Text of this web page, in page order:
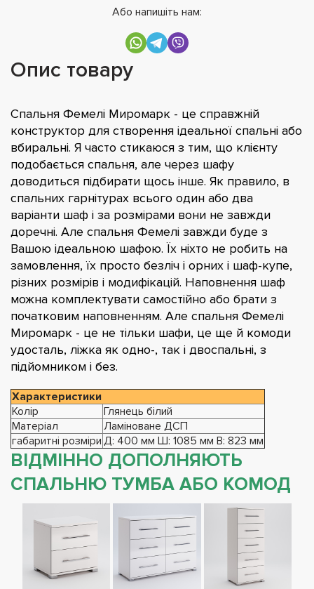
Або напишіть нам:
Опис товару
Спальня Фемелі Миромарк - це справжній
конструктор для створення ідеальної спальні або
вбиральні. Я часто стикаюся з тим, що клієнту
подобається спальня, але через шафу
доводиться підбирати щось інше. Як правило, в
спальних гарнітурах всього один або два
варіанти шаф і за розмірами вони не завжди
доречні. Але спальня Фемелі завжди буде з
Вашою ідеальною шафою. Їх ніхто не робить на
замовлення, їх просто безліч і орних і шаф-купе,
різних розмірів і модифікацій. Наповнення шаф
можна комплектувати самостійно або брати з
початковим наповненням. Але спальня Фемелі
Миромарк - це не тільки шафи, це ще й комоди
удосталь, ліжка як одно-, так і двоспальні, з
підйомником і без.
Характеристики
Колір
Глянець білий
Матеріал
Ламіноване ДСП
габаритні розміри Д: 400 мм Ш: 1085 мм В: 823 мм
ВІДМІННО ДОПОЛНЯЮТЬ
СПАЛЬНЮ ТУМБА АБО КОМОД